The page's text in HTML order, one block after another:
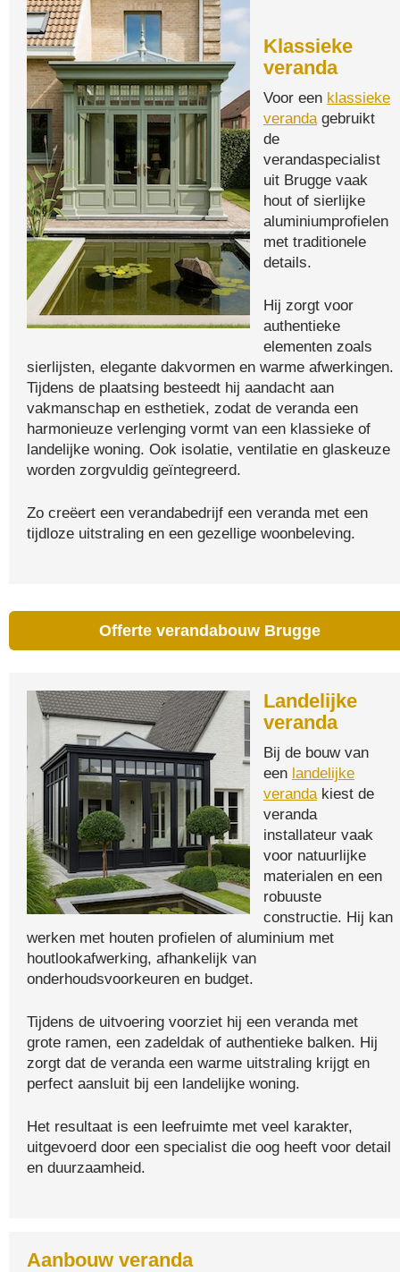
Klassieke
veranda
Voor een klassieke
verandagebruikt
de
verandaspecialist
uit Brugge vaak
hout of sierlijke
aluminiumprofielen
met traditionele
details.
Hij zorgt voor
authentieke
elementen zoals
sierlijsten, elegante dakvormen en warme afwerkingen.
Tijdens de plaatsing besteedt hij aandacht aan
vakmanschap en esthetiek, zodat de veranda een
harmonieuze verlenging vormt van een klassieke of
landelijke woning. Ook isolatie, ventilatie en glaskeuze
worden zorgvuldig geïntegreerd.
Zo creëert een verandabedrijf een veranda met een
tijdloze uitstraling en een gezellige woonbeleving.
Offerte verandabouw Brugge
Landelijke
veranda
Bij de bouw van
een landelijke
verandakiest de
veranda
installateur vaak
voor natuurlijke
materialen en een
robuuste
constructie. Hij kan
werken met houten profielen of aluminium met
houtlookafwerking, afhankelijk van
onderhoudsvoorkeuren en budget.
Tijdens de uitvoering voorziet hij een veranda met
grote ramen, een zadeldak of authentieke balken. Hij
zorgt dat de veranda een warme uitstraling krijgt en
perfect aansluit bij een landelijke woning.
Het resultaat is een leefruimte met veel karakter,
uitgevoerd door een specialist die oog heeft voor detail
en duurzaamheid.
Aanbouw veranda